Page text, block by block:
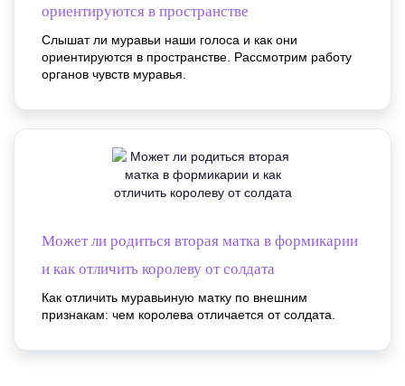
ориентируются в пространстве
Слышат ли муравьи наши голоса и как они
ориентируются в пространстве. Рассмотрим работу
органов чувств муравья.
Может ли родиться вторая матка в формикарии
и как отличить королеву от солдата
Как отличить муравьиную матку по внешним
признакам: чем королева отличается от солдата.